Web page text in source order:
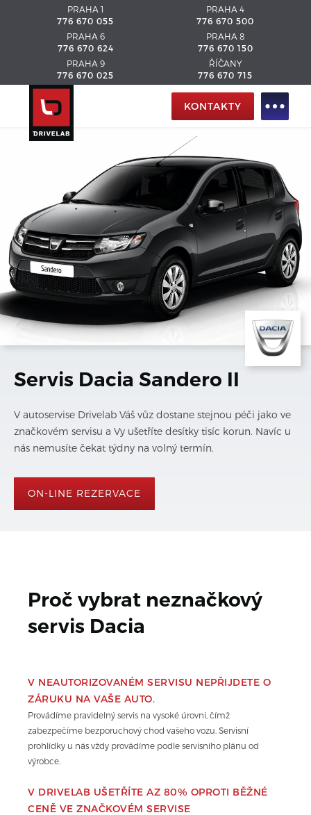
PRAHA 1
776 670 055
PRAHA 4
776 670 500
PRAHA 6
776 670 624
PRAHA 8
776 670 150
PRAHA 9
776 670 025
ŘÍČANY
776 670 715
KONTAKTY
Servis Dacia Sandero II
V autoservise Drivelab Váš vůz dostane stejnou péči jako ve
značkovém servisu a Vy ušetříte desítky tisíc korun. Navíc u
nás nemusíte čekat týdny na volný termín.
ON-LINE REZERVACE
Proč vybrat neznačkový
servis Dacia
V NEAUTORIZOVANÉM SERVISU NEPŘIJDETE O
ZÁRUKU NA VAŠE AUTO.
Provádíme pravidelný servis na vysoké úrovni, čímž
zabezpečíme bezporuchový chod vašeho vozu. Servisní
prohlídky u nás vždy provádíme podle servisního plánu od
výrobce.
V DRIVELAB UŠETŘÍTE AZ 80% OPROTI BĚŽNÉ
CENĚ VE ZNAČKOVÉM SERVISE